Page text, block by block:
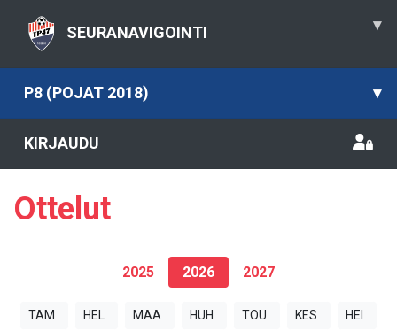
SEURANAVIGOINTI ▾
P8 (POJAT 2018) ▾
KIRJAUDU
Ottelut
2025 2026 2027
TAM HEL MAA HUH TOU KES HEI